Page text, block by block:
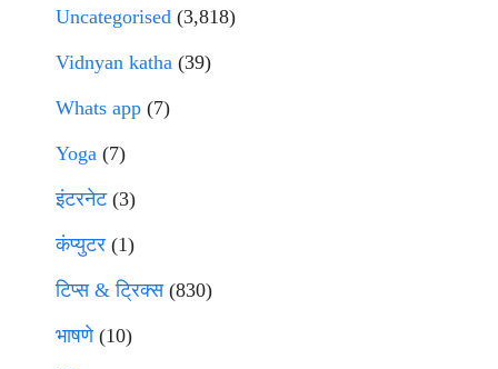
Uncategorised (3,818)
Vidnyan katha (39)
Whats app (7)
Yoga (7)
इंटरनेट(3)
कंप्युटर (1)
टिप्स & ट्रिक्स(830)
भाषणे(10)